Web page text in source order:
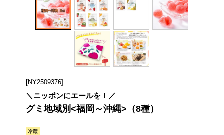
[NY2509376]
＼ニッポンにエールを！／
グミ地域別<福岡～沖縄>（8種）